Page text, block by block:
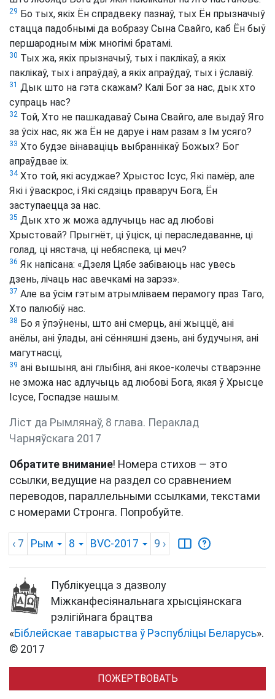
29 Бо тых, якіх Ён спрадвеку пазнаў, тых Ён прызначыў
стацца падобнымі да вобразу Сына Свайго, каб Ён быў
першародным між многімі братамі.
30 Тых жа, якіх прызначыў, тых і паклікаў, а якіх
паклікаў, тых і апраўдаў, а якіх апраўдаў, тых і ўславіў.
31 Дык што на гэта скажам? Калі Бог за нас, дык хто
супраць нас?
32 Той, Хто не пашкадаваў Сына Свайго, але выдаў Яго
за ўсіх нас, як жа Ён не даруе і нам разам з Ім усяго?
33 Хто будзе вінаваціць выбраннікаў Божых? Бог
апраўдвае іх.
34Хто той, які асуджае? Хрыстос Ісус, Які памёр, але
Які і ўваскрос, і Які сядзіць праваруч Бога, Ён
заступаецца за нас.
35 Дык хто ж можа адлучыць нас ад любові
Хрыстовай? Прыгнёт, ці ўціск, ці пераследаванне, ці
голад, ці нястача, ці небяспека, ці меч?
36 Як напісана: «Дзеля Цябе забіваюць нас увесь
дзень, лічаць нас авечкамі на зарэз».
37 Але ва ўсім гэтым атрымліваем перамогу праз Таго,
Хто палюбіў нас.
38 Бо я ўпэўнены, што ані смерць, ані жыццё, ані
анёлы, ані ўлады, ані сённяшні дзень, ані будучыня, ані
магутнасці,
39 ані вышыня, ані глыбіня, ані якое-колечы стварэнне
не зможа нас адлучыць ад любові Бога, якая ў Хрысце
Ісусе, Госпадзе нашым.
Ліст да Рымлянаў, 8 глава. Пераклад
Чарняўскага 2017
Обратите внимание! Номера стихов — это
ссылки, ведущие на раздел со сравнением
переводов, параллельными ссылками, текстами
с номерами Стронга. Попробуйте.
‹ 7 Рым 8 BVC-2017 9 ›
Публікуецца з дазволу
Міжканфесіянальнага хрысціянскага
рэлігійнага брацтва
«Біблейскае таварыства ў Рэспубліцы Беларусь».
© 2017
ПОЖЕРТВОВАТЬ